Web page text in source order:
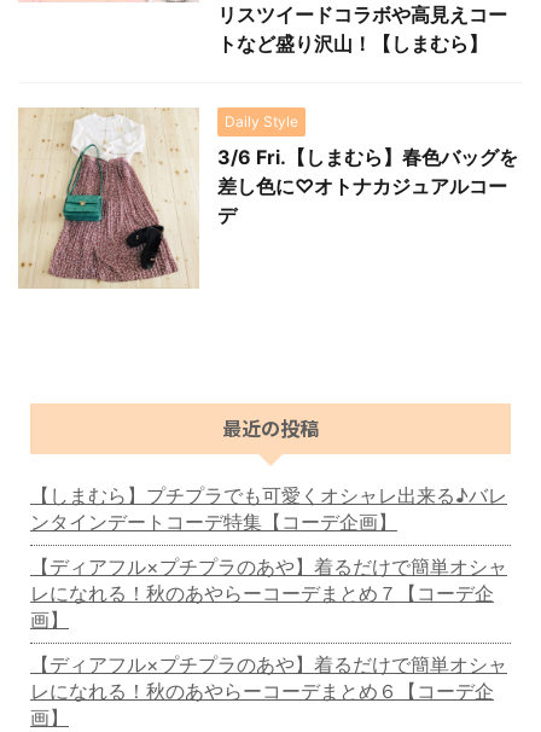
リスツイードコラボや高見えコー
トなど盛り沢山！【しまむら】
Daily Style
3/6 Fri.【しまむら】春色バッグを
差し色に♡オトナカジュアルコー
デ
最近の投稿
【しまむら】プチプラでも可愛くオシャレ出来る♪バレ
ンタインデートコーデ特集【コーデ企画】
【ディアフル×プチプラのあや】着るだけで簡単オシャ
レになれる！秋のあやらーコーデまとめ７【コーデ企
画】
【ディアフル×プチプラのあや】着るだけで簡単オシャ
レになれる！秋のあやらーコーデまとめ６【コーデ企
画】